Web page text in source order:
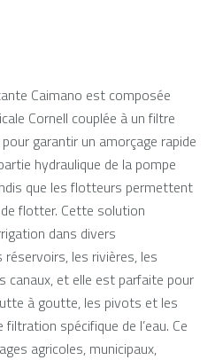
Caimano est composée
Cornell couplée à un filtre
garantir un amorçage rapide
hydraulique de la pompe
que les flotteurs permettent
flotter. Cette solution
dans divers
les rivières, les
canaux, et elle est parfaite pour
à goutte, les pivots et les
spécifique de l’eau. Ce
agricoles, municipaux,